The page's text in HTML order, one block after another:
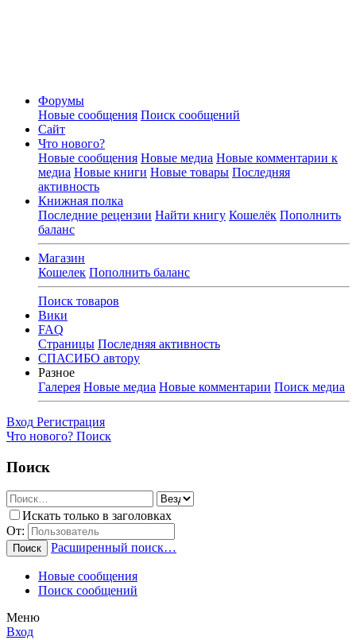
Форумы
Новые сообщения Поиск сообщений
Сайт
Что нового?
Новые сообщения Новые медиа Новые комментарии к
медиа Новые книги Новые товары Последняя
активность
Книжная полка
Последние рецензии Найти книгу Кошелёк Пополнить
баланс
Магазин
Кошелек Пополнить баланс
Поиск товаров
Вики
FAQ
Страницы Последняя активность
СПАСИБО автору
Разное
Галерея Новые медиа Новые комментарии Поиск медиа
Вход Регистрация
Что нового? Поиск
Поиск
Искать только в заголовках
От:
Поиск Расширенный поиск…
Новые сообщения
Поиск сообщений
Меню
Вход